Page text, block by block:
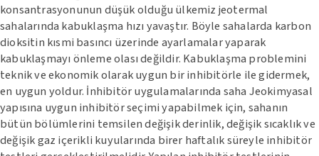
konsantrasyonunun düşük olduğu ülkemiz jeotermal
sahalarında kabuklaşma hızı yavaştır. Böyle sahalarda karbon
dioksitin kısmi basıncı üzerinde ayarlamalar yaparak
kabuklaşmayı önleme olası değildir. Kabuklaşma problemini
teknik ve ekonomik olarak uygun bir inhibitörle ile gidermek,
en uygun yoldur. İnhibitör uygulamalarında saha Jeokimyasal
yapısına uygun inhibitör seçimi yapabilmek için, sahanın
bütün bölümlerini temsilen değişik derinlik, değişik sıcaklık ve
değişik gaz içerikli kuyularında birer haftalık süreyle inhibitör